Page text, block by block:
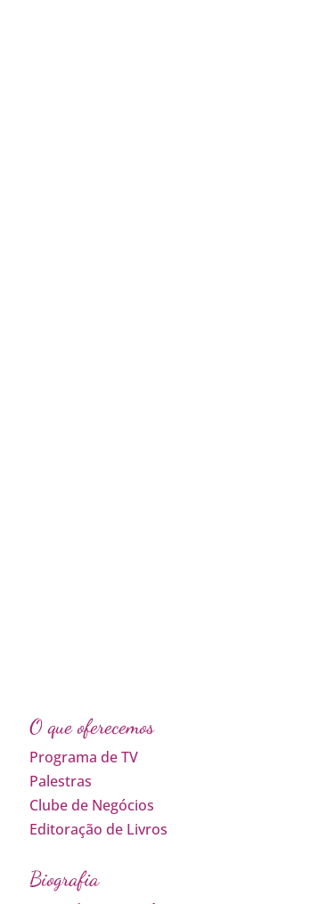
O que oferecemos
Programa de TV
Palestras
Clube de Negócios
Editoração de Livros
Biografia